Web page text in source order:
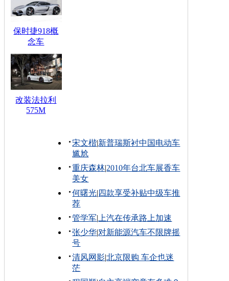
保时捷918概
念车
改装法拉利
575M
宋文楷|新普瑞斯衬中国电动车
尴尬
重庆森林|2010年台北车展香车
美女
何曙光| 四款享受补贴中级车推
荐
管学军| 上汽在传承路上加速
张少华|对新能源汽车不限牌摇
号
清风网影|北京限购 车企也迷
茫